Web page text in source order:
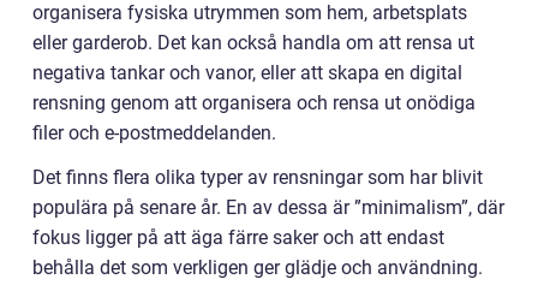
organisera fysiska utrymmen som hem, arbetsplats
eller garderob. Det kan också handla om att rensa ut
negativa tankar och vanor, eller att skapa en digital
rensning genom att organisera och rensa ut onödiga
filer och e-postmeddelanden.
Det finns flera olika typer av rensningar som har blivit
populära på senare år. En av dessa är ”minimalism”, där
fokus ligger på att äga färre saker och att endast
behålla det som verkligen ger glädje och användning.